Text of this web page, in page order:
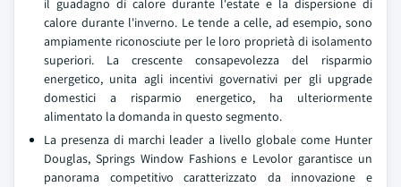
il guadagno di calore durante l'estate e la dispersione di
calore durante l'inverno. Le tende a celle, ad esempio, sono
ampiamente riconosciute per le loro proprietà di isolamento
superiori. La crescente consapevolezza del risparmio
energetico, unita agli incentivi governativi per gli upgrade
domestici a risparmio energetico, ha ulteriormente
alimentato la domanda in questo segmento.
La presenza di marchi leader a livello globale come Hunter
Douglas, Springs Window Fashions e Levolor garantisce un
panorama competitivo caratterizzato da innovazione e